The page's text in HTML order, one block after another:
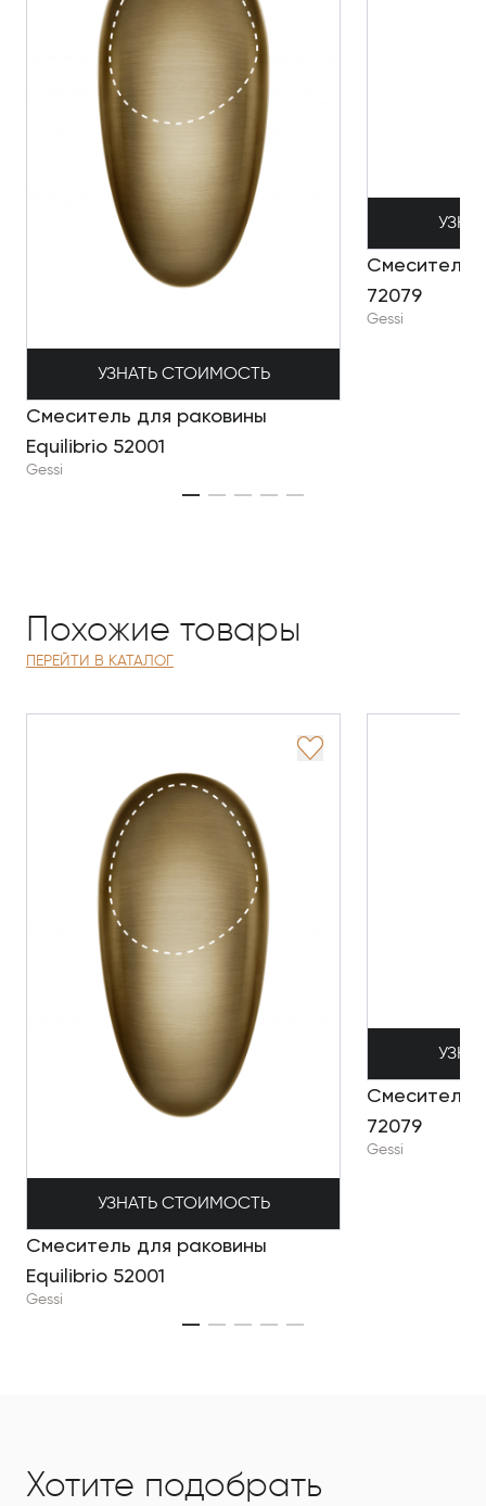
УЗНАТЬ СТОИМОСТЬ
Смеситель для раковины
Equilibrio 52001
Gessi
Смеситель
72079
Gessi
Похожие товары
ПЕРЕЙТИ В КАТАЛОГ
УЗНАТЬ СТОИМОСТЬ
Смеситель для раковины
Equilibrio 52001
Gessi
Смеситель
72079
Gessi
Хотите подобрать